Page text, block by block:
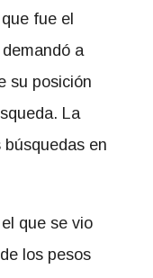
fue el
a
su posición
La
en
que se vio
los pesos